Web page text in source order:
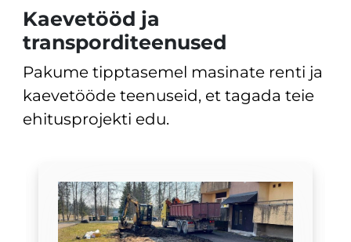
Kaevetööd ja
transporditeenused
Pakume tipptasemel masinate renti ja
kaevetööde teenuseid, et tagada teie
ehitusprojekti edu.